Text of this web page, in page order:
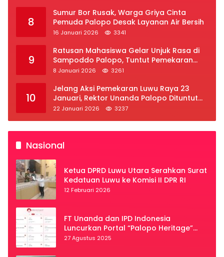
8
Sumur Bor Rusak, Warga Griya Cinta
Pemuda Palopo Desak Layanan Air Bersih
16 Januari 2026 3341
9
Ratusan Mahasiswa Gelar Unjuk Rasa di
Sampoddo Palopo, Tuntut Pemekaran
Provinsi Luwu Raya
8 Januari 2026 3261
10
Jelang Aksi Pemekaran Luwu Raya 23
Januari, Rektor Unanda Palopo Dituntut
Liburkan Mahasiswa
22 Januari 2026 3237
Nasional
Ketua DPRD Luwu Utara Serahkan Surat
Kedatuan Luwu ke Komisi II DPR RI
12 Februari 2026
FT Unanda dan IPD Indonesia
Luncurkan Portal “Palopo Heritage”
Secara Virtual
27 Agustus 2025